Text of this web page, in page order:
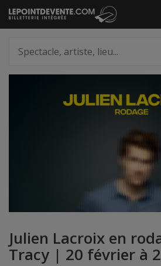
Passer
au
artiste,
lieu...
Julien Lacroix en
Tracy | 20 février à